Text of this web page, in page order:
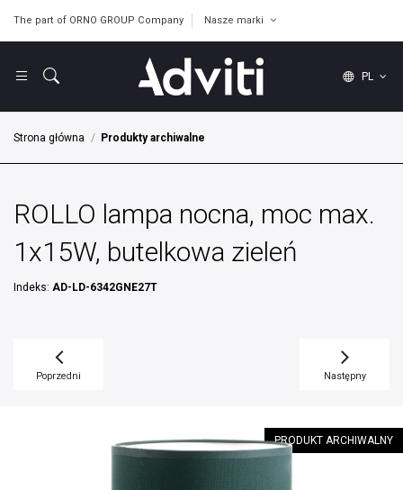
The part of ORNO GROUP Company Nasze marki
PL
Strona główna Produkty archiwalne
ROLLO lampa nocna, moc max.
1x15W, butelkowa zieleń
Indeks: AD-LD-6342GNE27T
Poprzedni Następny
PRODUKT ARCHIWALNY